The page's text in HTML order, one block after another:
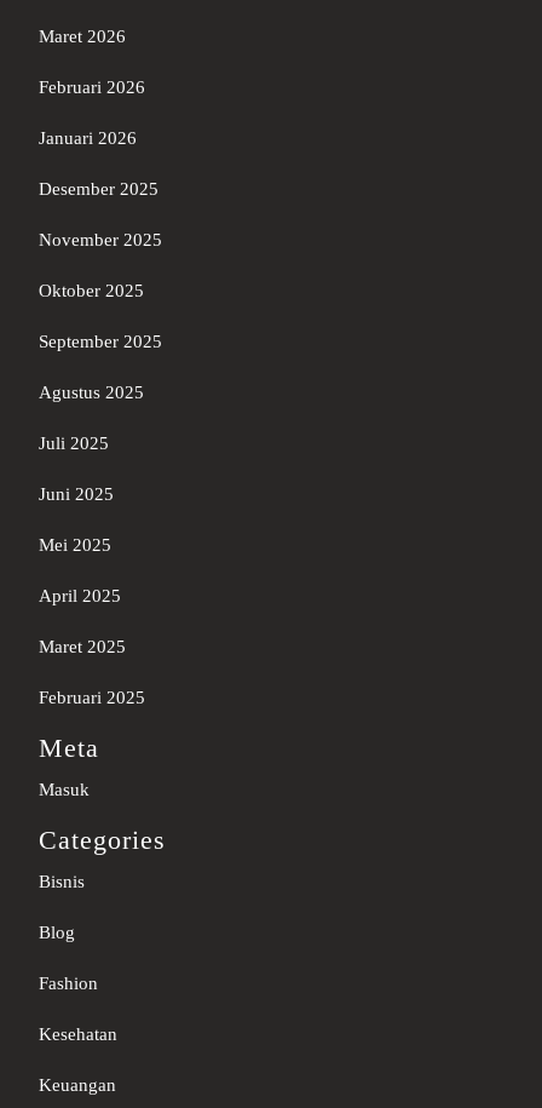
Maret 2026
Februari 2026
Januari 2026
Desember 2025
November 2025
Oktober 2025
September 2025
Agustus 2025
Juli 2025
Juni 2025
Mei 2025
April 2025
Maret 2025
Februari 2025
Meta
Masuk
Categories
Bisnis
Blog
Fashion
Kesehatan
Keuangan